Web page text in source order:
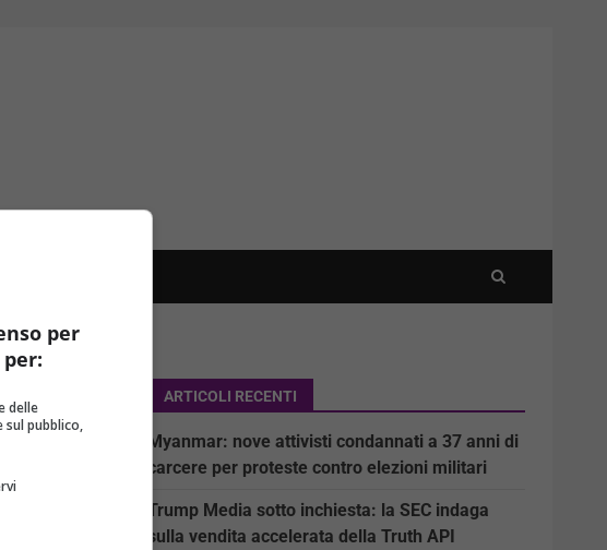
ARTICOLI RECENTI
Myanmar: nove attivisti condannati a 37 anni di
carcere per proteste contro elezioni militari
Trump Media sotto inchiesta: la SEC indaga
sulla vendita accelerata della Truth API
per
delle
sul pubblico,